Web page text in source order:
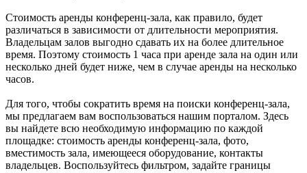
Стоимость аренды конференц-зала, как правило, будет
различаться в зависимости от длительности мероприятия.
Владельцам залов выгодно сдавать их на более длительное
время. Поэтому стоимость 1 часа при аренде зала на один или
несколько дней будет ниже, чем в случае аренды на несколько
часов.
Для того, чтобы сократить время на поиски конференц-зала,
мы предлагаем вам воспользоваться нашим порталом. Здесь
вы найдете всю необходимую информацию по каждой
площадке: стоимость аренды конференц-зала, фото,
вместимость зала, имеющееся оборудование, контакты
владельцев. Воспользуйтесь фильтром, задайте границы